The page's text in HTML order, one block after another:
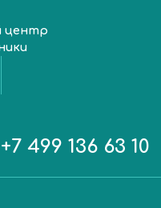
центр
+7 499 136 63 10